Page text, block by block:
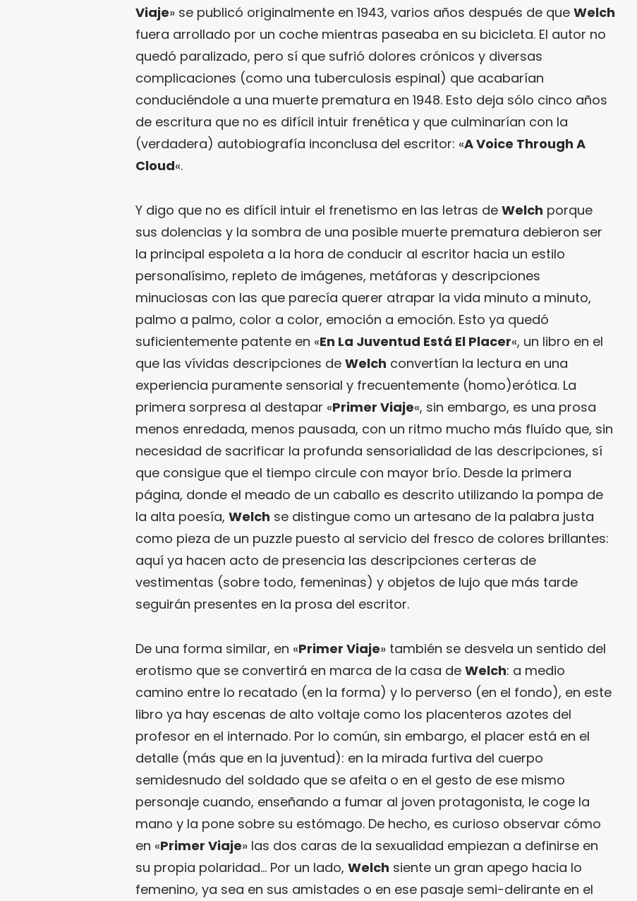
Viaje» se publicó originalmente en 1943, varios años después de que Welch
fuera arrollado por un coche mientras paseaba en su bicicleta. El autor no
quedó paralizado, pero sí que sufrió dolores crónicos y diversas
complicaciones (como una tuberculosis espinal) que acabarían
conduciéndole a una muerte prematura en 1948. Esto deja sólo cinco años
de escritura que no es difícil intuir frenética y que culminarían con la
(verdadera) autobiografía inconclusa del escritor: «A Voice Through A
Cloud«.
Y digo que no es difícil intuir el frenetismo en las letras de Welch porque
sus dolencias y la sombra de una posible muerte prematura debieron ser
la principal espoleta a la hora de conducir al escritor hacia un estilo
personalísimo, repleto de imágenes, metáforas y descripciones
minuciosas con las que parecía querer atrapar la vida minuto a minuto,
palmo a palmo, color a color, emoción a emoción. Esto ya quedó
suficientemente patente en «En La Juventud Está El Placer«, un libro en el
que las vívidas descripciones de Welch convertían la lectura en una
experiencia puramente sensorial y frecuentemente (homo)erótica. La
primera sorpresa al destapar «Primer Viaje«, sin embargo, es una prosa
menos enredada, menos pausada, con un ritmo mucho más fluído que, sin
necesidad de sacrificar la profunda sensorialidad de las descripciones, sí
que consigue que el tiempo circule con mayor brío. Desde la primera
página, donde el meado de un caballo es descrito utilizando la pompa de
la alta poesía, Welch se distingue como un artesano de la palabra justa
como pieza de un puzzle puesto al servicio del fresco de colores brillantes:
aquí ya hacen acto de presencia las descripciones certeras de
vestimentas (sobre todo, femeninas) y objetos de lujo que más tarde
seguirán presentes en la prosa del escritor.
De una forma similar, en «Primer Viaje» también se desvela un sentido del
erotismo que se convertirá en marca de la casa de Welch: a medio
camino entre lo recatado (en la forma) y lo perverso (en el fondo), en este
libro ya hay escenas de alto voltaje como los placenteros azotes del
profesor en el internado. Por lo común, sin embargo, el placer está en el
detalle (más que en la juventud): en la mirada furtiva del cuerpo
semidesnudo del soldado que se afeita o en el gesto de ese mismo
personaje cuando, enseñando a fumar al joven protagonista, le coge la
mano y la pone sobre su estómago. De hecho, es curioso observar cómo
en «Primer Viaje» las dos caras de la sexualidad empiezan a definirse en
su propia polaridad… Por un lado, Welch siente un gran apego hacia lo
femenino, ya sea en sus amistades o en ese pasaje semi-delirante en el